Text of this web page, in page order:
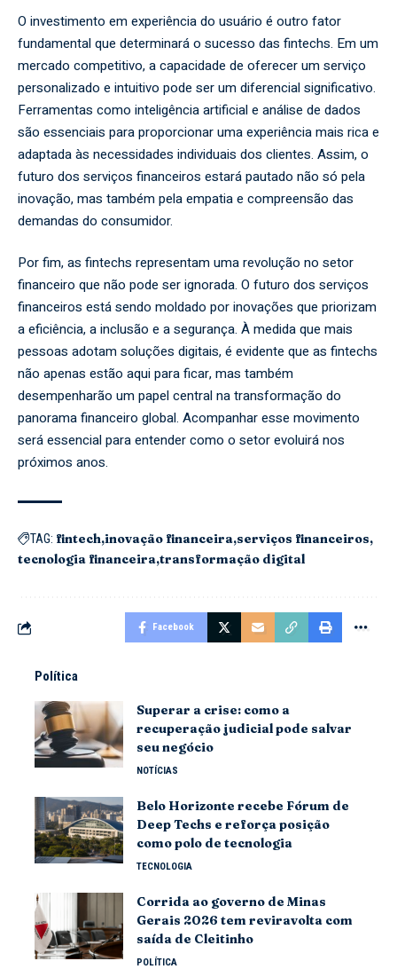
O investimento em experiência do usuário é outro fator
fundamental que determinará o sucesso das fintechs. Em um
mercado competitivo, a capacidade de oferecer um serviço
personalizado e intuitivo pode ser um diferencial significativo.
Ferramentas como inteligência artificial e análise de dados
são essenciais para proporcionar uma experiência mais rica e
adaptada às necessidades individuais dos clientes. Assim, o
futuro dos serviços financeiros estará pautado não só pela
inovação, mas também pela empatia e compreensão das
demandas do consumidor.
Por fim, as fintechs representam uma revolução no setor
financeiro que não pode ser ignorada. O futuro dos serviços
financeiros está sendo moldado por inovações que priorizam
a eficiência, a inclusão e a segurança. À medida que mais
pessoas adotam soluções digitais, é evidente que as fintechs
não apenas estão aqui para ficar, mas também
desempenharão um papel central na transformação do
panorama financeiro global. Acompanhar esse movimento
será essencial para entender como o setor evoluirá nos
próximos anos.
TAG: fintech inovação financeira serviços financeiros
tecnologia financeira transformação digital
Facebook
Política
Superar a crise: como a
recuperação judicial pode salvar
seu negócio
NOTÍCIAS
Belo Horizonte recebe Fórum de
Deep Techs e reforça posição
como polo de tecnologia
TECNOLOGIA
Corrida ao governo de Minas
Gerais 2026 tem reviravolta com
saída de Cleitinho
POLÍTICA